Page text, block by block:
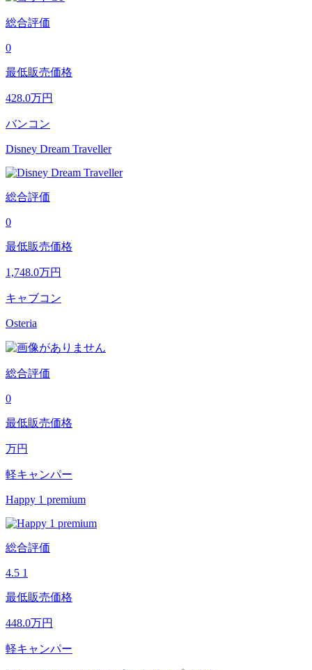
総合評価
0
最低販売価格
428.0万円
バンコン
Disney Dream Traveller
総合評価
0
最低販売価格
1,748.0万円
キャブコン
Osteria
総合評価
0
最低販売価格
万円
軽キャンパー
Happy 1 premium
総合評価
4.5 1
最低販売価格
448.0万円
軽キャンパー